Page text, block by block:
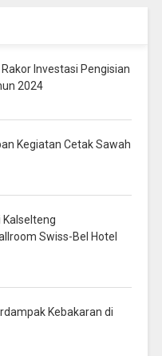
Investasi Pengisian
2024
Kegiatan Cetak Sawah
Swiss-Bel Hotel
Kebakaran di